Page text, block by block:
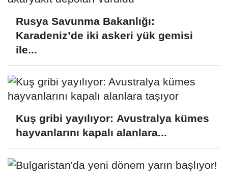
Rusya Savunma Bakanlığı:
Karadeniz’de iki askeri yük gemisi
ile...
Kuş gribi yayılıyor: Avustralya kümes
hayvanlarını kapalı alanlara...